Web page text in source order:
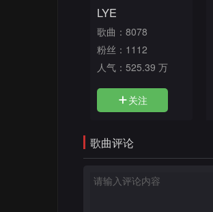
LYE
歌曲：8078
粉丝：1112
人气： 525.39 万
关注
歌曲评论